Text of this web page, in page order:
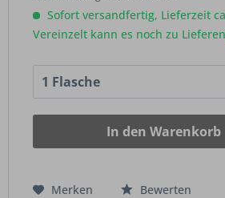
Sofort versandfertig, Lieferzeit
Vereinzelt kann es noch zu
In den Warenkorb
Merken Bewerten